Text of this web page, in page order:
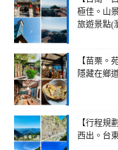
極佳。山
旅遊景點(
【苗栗。
隱藏在鄉
【行程規
西出。台